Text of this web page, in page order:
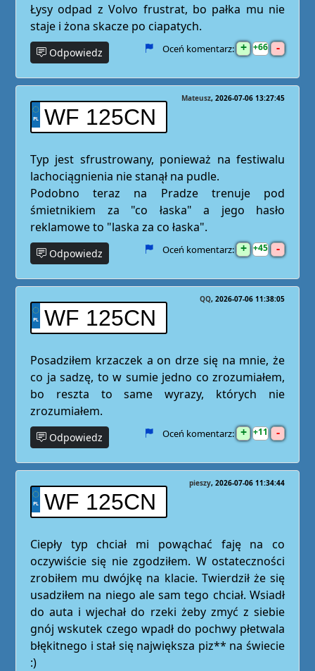
Łysy odpad z Volvo frustrat, bo pałka mu nie
staje i żona skacze po ciapatych.
Odpowiedz Oceń komentarz: + 66 -
WF 125CN
Mateusz 2026-07-06 13:27:45
Typ jest sfrustrowany, ponieważ na festiwalu
lachociągnienia nie stanął na pudle.
Podobno teraz na Pradze trenuje pod
śmietnikiem za "co łaska" a jego hasło
reklamowe to "laska za co łaska".
Odpowiedz Oceń komentarz: + 45 -
WF 125CN
QQ 2026-07-06 11:38:05
Posadziłem krzaczek a on drze się na mnie, że
co ja sadzę, to w sumie jedno co zrozumiałem,
bo reszta to same wyrazy, których nie
zrozumiałem.
Odpowiedz Oceń komentarz: + 11 -
WF 125CN
pieszy 2026-07-06 11:34:44
Ciepły typ chciał mi powąchać faję na co
oczywiście się nie zgodziłem. W ostateczności
zrobiłem mu dwójkę na klacie. Twierdził że się
usadziłem na niego ale sam tego chciał. Wsiadł
do auta i wjechał do rzeki żeby zmyć z siebie
gnój wskutek czego wpadł do pochwy płetwala
błękitnego i stał się największa piz** na świecie
:)